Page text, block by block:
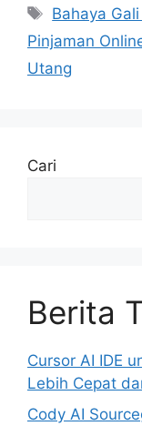
Tag
Bahaya
Pinjaman
Utang
Cari
Berita
Cursor AI IDE
Lebih Cepat
Cody AI